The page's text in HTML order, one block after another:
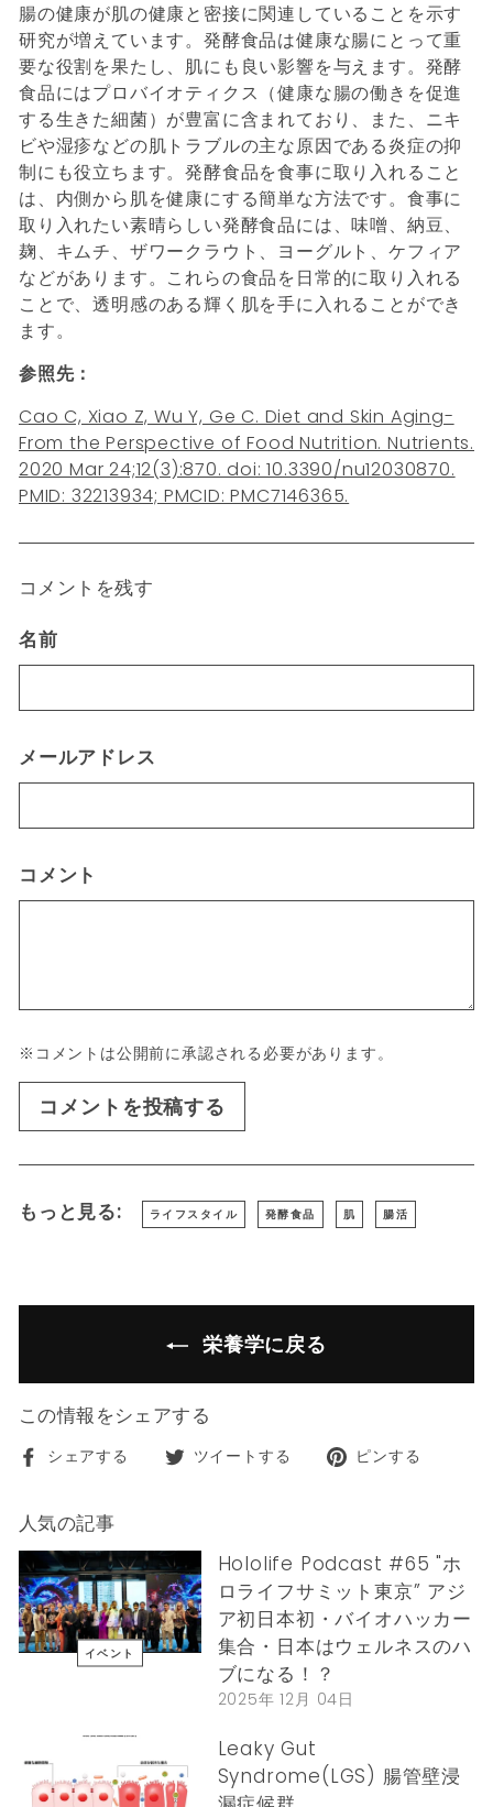
腸の健康が肌の健康と密接に関連していることを示す
研究が増えています。発酵食品は健康な腸にとって重
要な役割を果たし、肌にも良い影響を与えます。発酵
食品にはプロバイオティクス（健康な腸の働きを促進
する生きた細菌）が豊富に含まれており、また、ニキ
ビや湿疹などの肌トラブルの主な原因である炎症の抑
制にも役立ちます。発酵食品を食事に取り入れること
は、内側から肌を健康にする簡単な方法です。食事に
取り入れたい素晴らしい発酵食品には、味噌、納豆、
麹、キムチ、ザワークラウト、ヨーグルト、ケフィア
などがあります。これらの食品を日常的に取り入れる
ことで、透明感のある輝く肌を手に入れることができ
ます。
参照先：
Cao C, Xiao Z, Wu Y, Ge C. Diet and Skin Aging-
From the Perspective of Food Nutrition. Nutrients.
2020 Mar 24;12(3):870. doi: 10.3390/nu12030870.
PMID: 32213934; PMCID: PMC7146365.
コメントを残す
名前
メールアドレス
コメント
※コメントは公開前に承認される必要があります。
コメントを投稿する
もっと見る: ライフスタイル 発酵食品 肌 腸活
栄養学に戻る
この情報をシェアする
シェアする
Facebook
ア
す
る
ツイートする
Twitter
ー
ト
す
る
ピンする
す
る
人気の記事
イベント
Hololife Podcast #65 "ホ
ロライフサミット東京” アジ
ア初日本初・バイオハッカー
集合・日本はウェルネスのハ
ブになる！？
2025年 12月 04日
Leaky Gut
Syndrome(LGS) 腸管壁浸